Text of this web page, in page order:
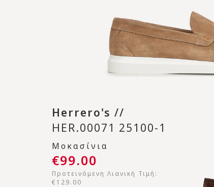
Herrero's //
HER.00071 25100-1
Μοκασίνια
€99.00
Προτεινόμενη Λιανική Τιμή:
€129.00